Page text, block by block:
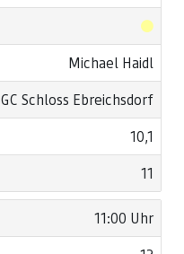
Michael Haidl
GC Schloss Ebreichsdorf
10,1
11
11:00 Uhr